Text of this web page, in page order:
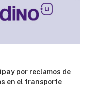
por reclamos de
en el transporte